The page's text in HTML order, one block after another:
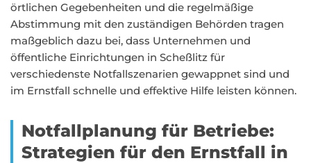
örtlichen Gegebenheiten und die regelmäßige
Abstimmung mit den zuständigen Behörden tragen
maßgeblich dazu bei, dass Unternehmen und
öffentliche Einrichtungen in Scheßlitz für
verschiedenste Notfallszenarien gewappnet sind und
im Ernstfall schnelle und effektive Hilfe leisten können.
Notfallplanung für Betriebe:
Strategien für den Ernstfall in